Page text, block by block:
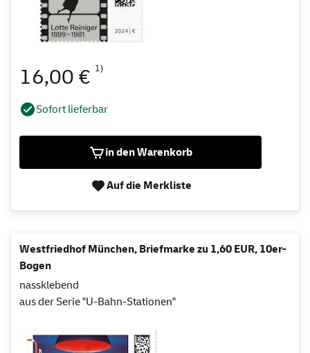
16,00 € 1)
Sofort lieferbar
in den Warenkorb
Auf die Merkliste
Westfriedhof München, Briefmarke zu 1,60 EUR, 10er-
Bogen
nassklebend
aus der Serie "U-Bahn-Stationen"